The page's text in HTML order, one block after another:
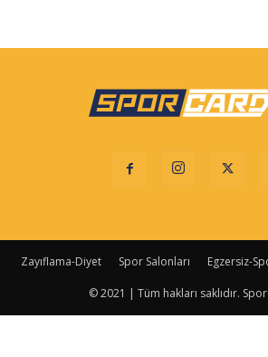
Zayıflama-Diyet Spor Salonları Egzersiz-
© 2021 | Tüm hakları saklıdır.